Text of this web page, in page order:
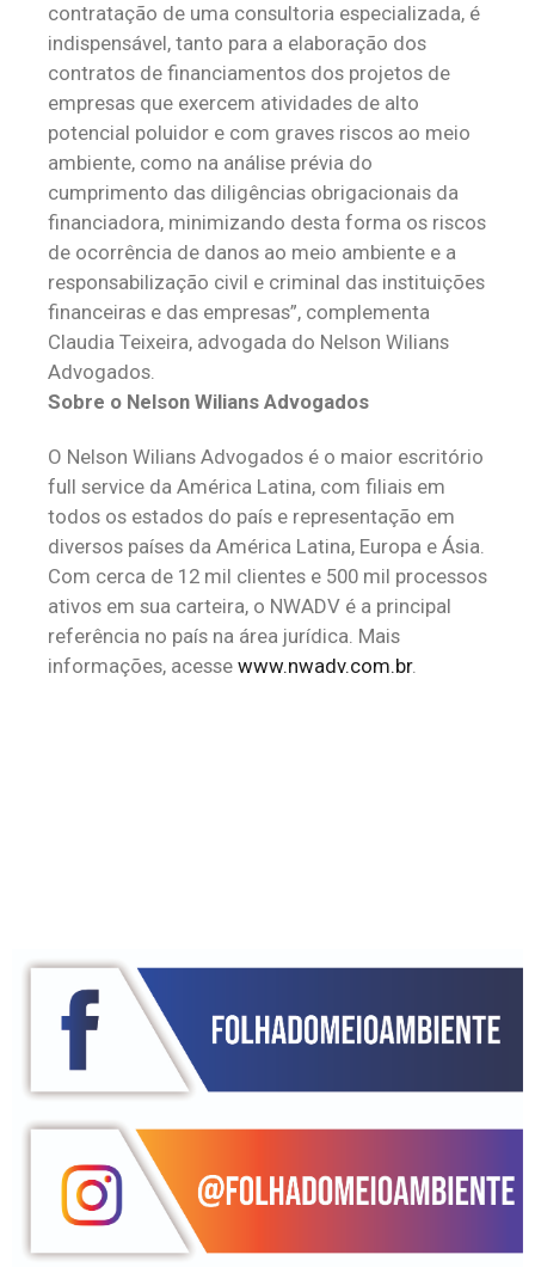
contratação de uma consultoria especializada, é
indispensável, tanto para a elaboração dos
contratos de financiamentos dos projetos de
empresas que exercem atividades de alto
potencial poluidor e com graves riscos ao meio
ambiente, como na análise prévia do
cumprimento das diligências obrigacionais da
financiadora, minimizando desta forma os riscos
de ocorrência de danos ao meio ambiente e a
responsabilização civil e criminal das instituições
financeiras e das empresas”, complementa
Claudia Teixeira, advogada do Nelson Wilians
Advogados.
Sobre o Nelson Wilians Advogados
O Nelson Wilians Advogados é o maior escritório
full service da América Latina, com filiais em
todos os estados do país e representação em
diversos países da América Latina, Europa e Ásia.
Com cerca de 12 mil clientes e 500 mil processos
ativos em sua carteira, o NWADV é a principal
referência no país na área jurídica. Mais
informações, acesse www.nwadv.com.br.